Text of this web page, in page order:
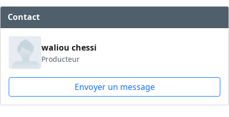
Contact
waliou chessi
Producteur
Envoyer un message